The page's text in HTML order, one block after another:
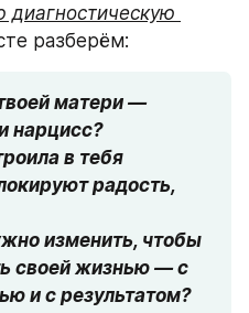
диагностическую
разберём:
матери —
нарцисс?
в тебя
радость,
изменить, чтобы
своей жизнью — с
и с результатом?